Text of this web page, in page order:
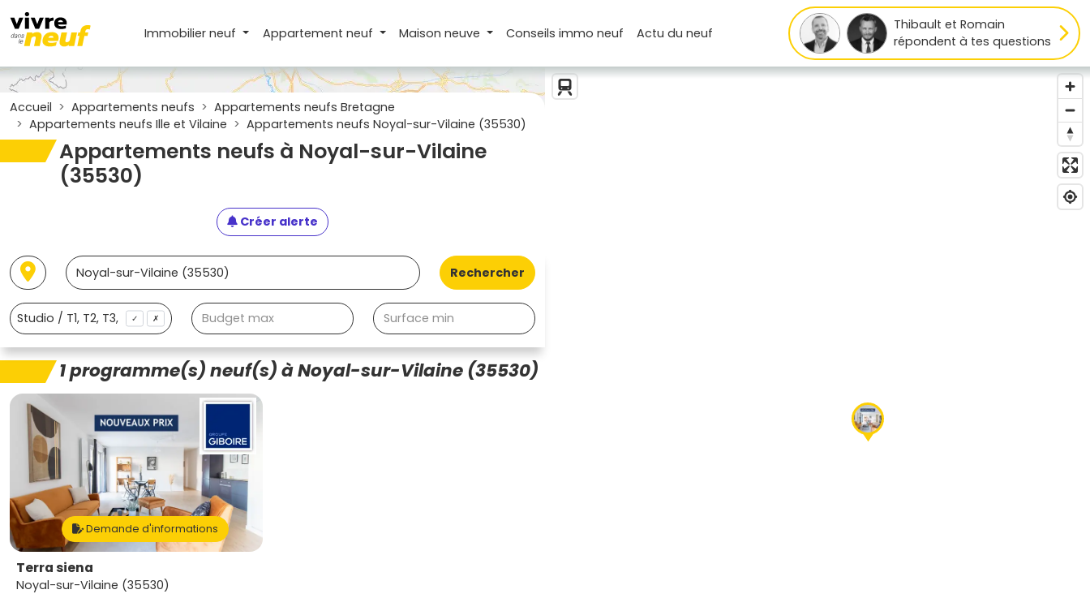
Immobilier neuf Appartement neuf Maison neuve Conseilsimmo neuf Actudu neuf
Thibault et Romain
répondent à tes questions
Accueil Appartements neufs
Appartements neufs Bretagne
Appartements neufs Ille et Vilaine
Appartements neufs Noyal-sur-Vilaine (35530)
Appartements neufs à Noyal-sur-Vilaine
(35530)
Créer alerte
Rechercher
✓ ✗
1 programme(s) neuf(s) à Noyal-sur-Vilaine (35530)
Demande d'informations
Terra siena
Noyal-sur-Vilaine (35530)